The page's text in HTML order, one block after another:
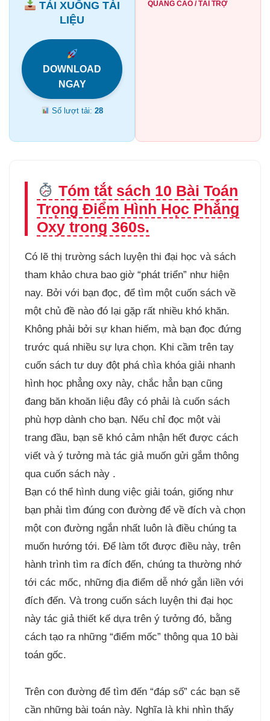
TẢI XUỐNG TÀI
LIỆU
DOWNLOAD
NGAY
Số lượt tải:28
QUẢNG CÁO / TÀI TRỢ
Tóm tắt sách 10 Bài Toán
Trọng Điểm Hình Học Phẳng
Oxy trong 360s.
Có lẽ thị trường sách luyện thi đại học và sách
tham khảo chưa bao giờ “phát triển” như hiện
nay. Bởi với bạn đọc, để tìm một cuốn sách về
một chủ đề nào đó lại gặp rất nhiều khó khăn.
Không phải bởi sự khan hiếm, mà bạn đọc đứng
trước quá nhiều sự lựa chọn. Khi cầm trên tay
cuốn sách tư duy đột phá chìa khóa giải nhanh
hình học phẳng oxy này, chắc hẳn bạn cũng
đang băn khoăn liệu đây có phải là cuốn sách
phù hợp dành cho bạn. Nếu chỉ đọc một vài
trang đầu, bạn sẽ khó cảm nhận hết được cách
viết và ý tưởng mà tác giả muốn gửi gắm thông
qua cuốn sách này .
Bạn có thể hình dung việc giải toán, giống như
bạn phải tìm đúng con đường để về đích và chọn
một con đường ngắn nhất luôn là điều chúng ta
muốn hướng tới. Để làm tốt được điều này, trên
hành trình tìm ra đích đến, chúng ta thường nhớ
tới các mốc, những địa điểm dễ nhớ gắn liền với
đích đến. Và trong cuốn sách luyện thi đại học
này tác giả thiết kế dựa trên ý tưởng đó, bằng
cách tạo ra những “điểm mốc” thông qua 10 bài
toán gốc.
Trên con đường để tìm đến “đáp số” các bạn sẽ
cần những bài toán này. Nghĩa là khi nhìn thấy